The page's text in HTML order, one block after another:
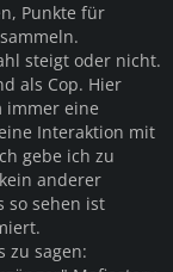
Punkte für
steigt oder nicht.
als Cop. Hier
immer eine
Interaktion mit
gebe ich zu
anderer
so sehen ist
zu sagen: